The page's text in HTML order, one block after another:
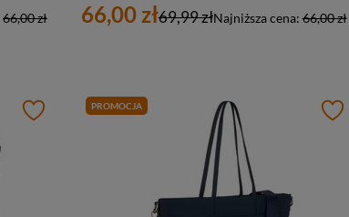
66,00 zł 66,00 zł Najniższa cena:66,00 zł
69,99 zł
PROMOCJA